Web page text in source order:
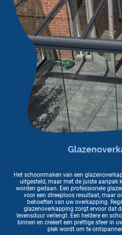
Het schoonmaken van een
uitgesteld, maar met de juiste aanpak
worden gedaan. Een professionele
voor een streeploos resultaat, maar
behoeften van uw overkapping.
glazenoverkapping zorgt ervoor dat
levensduur verlengt. Een heldere en
binnen en creëert een prettige sfeer in
plek wordt om te